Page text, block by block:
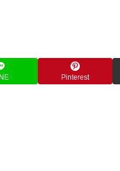
Pinterest